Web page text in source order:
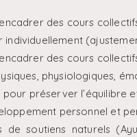
des cours
des cours
physiologiques,
préserver l’équilibre
personnel et
soutiens naturels